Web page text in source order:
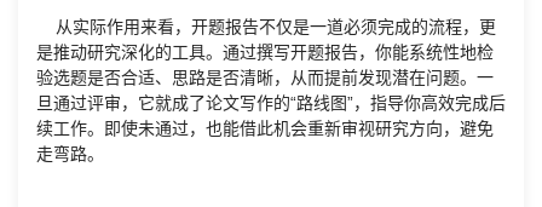
从实际作用来看，开题报告不仅是一道必须完成的流程，更
是推动研究深化的工具。通过撰写开题报告，你能系统性地检
验选题是否合适、思路是否清晰，从而提前发现潜在问题。一
旦通过评审，它就成了论文写作的“路线图”，指导你高效完成后
续工作。即使未通过，也能借此机会重新审视研究方向，避免
走弯路。